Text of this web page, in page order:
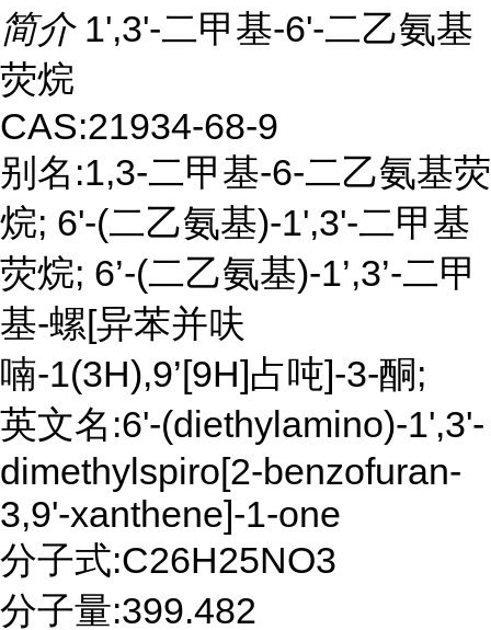
简介 1',3'-二甲基-6'-二乙氨基
荧烷
CAS:21934-68-9
别名:1,3-二甲基-6-二乙氨基荧
烷; 6'-(二乙氨基)-1',3'-二甲基
荧烷; 6’-(二乙氨基)-1’,3’-二甲
基-螺[异苯并呋
喃-1(3H),9’[9H]占吨]-3-酮;
英文名:6'-(diethylamino)-1',3'-
dimethylspiro[2-benzofuran-
3,9'-xanthene]-1-one
分子式:C26H25NO3
分子量:399.482